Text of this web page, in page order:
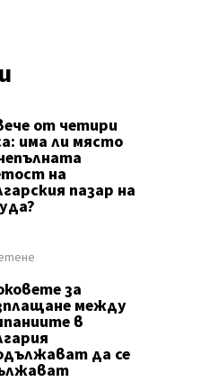
от четири
има ли място
на
пазар на
за
между
в
да се